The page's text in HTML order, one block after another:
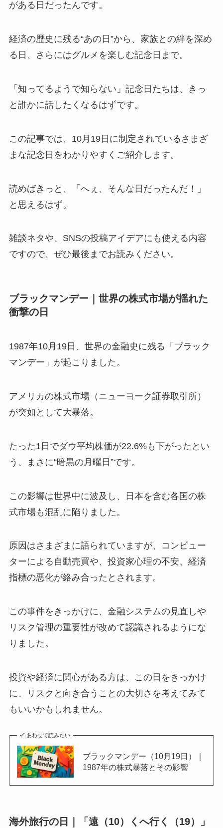
がある日だったんです。
経済の歴史に残る“あの日”から、家族との絆を深め
る日、さらにはグルメを楽しむ記念日まで。
「知ってるようで知らない」記念日たちは、きっ
と誰かに話したくなるはずです。
この記事では、10月19日に制定されているさまざ
まな記念日をわかりやすくご紹介します。
読めばきっと、「へぇ、そんな日だったんだ！」
と思えるはず。
雑談ネタや、SNSの投稿アイデアにも使える内容
ですので、ぜひ最後までお読みください。
ブラックマンデー｜世界の株式市場が揺れた
衝撃の日
1987年10月19日、世界の金融史に残る「ブラック
マンデー」が起こりました。
アメリカの株式市場（ニューヨーク証券取引所）
が突如として大暴落。
たった1日でダウ平均株価が22.6%も下がったとい
う、まさに“暗黒の月曜日”です。
この影響は世界中に波及し、日本を含む各国の株
式市場も混乱に陥りました。
原因はさまざまに語られていますが、コンピュー
ターによる自動売買や、投資家心理の不安、経済
指標の悪化が絡み合ったとされます。
この事件をきっかけに、金融システムの見直しや
リスク管理の重要性が改めて認識されるようにな
りました。
投資や経済に関心がある方は、この日をきっかけ
に、リスクと向き合うことの大切さを考えてみて
もいいかもしれません。
あわせて読みたい
ブラックマンデー（10月19日）｜
1987年の株式暴落とその影響
海外旅行の日｜「遠（10）くへ行く（19）」